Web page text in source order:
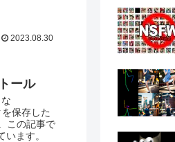
2023.08.30
ール
保存した
この記事で
ます。